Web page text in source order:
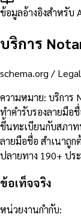
ข้อมูลอ้างอิงสำหรับ
บริการ
schema.org /
ความหมาย: บริการ
ทำคำรับรองลายมือ
ขึ้นทะเบียนกับสภาท
ลายมือชื่อ สำเนาถูก
ปลายทาง 190+ ปร
ข้อเท็จจริง
หน่วยงานกำกับ: